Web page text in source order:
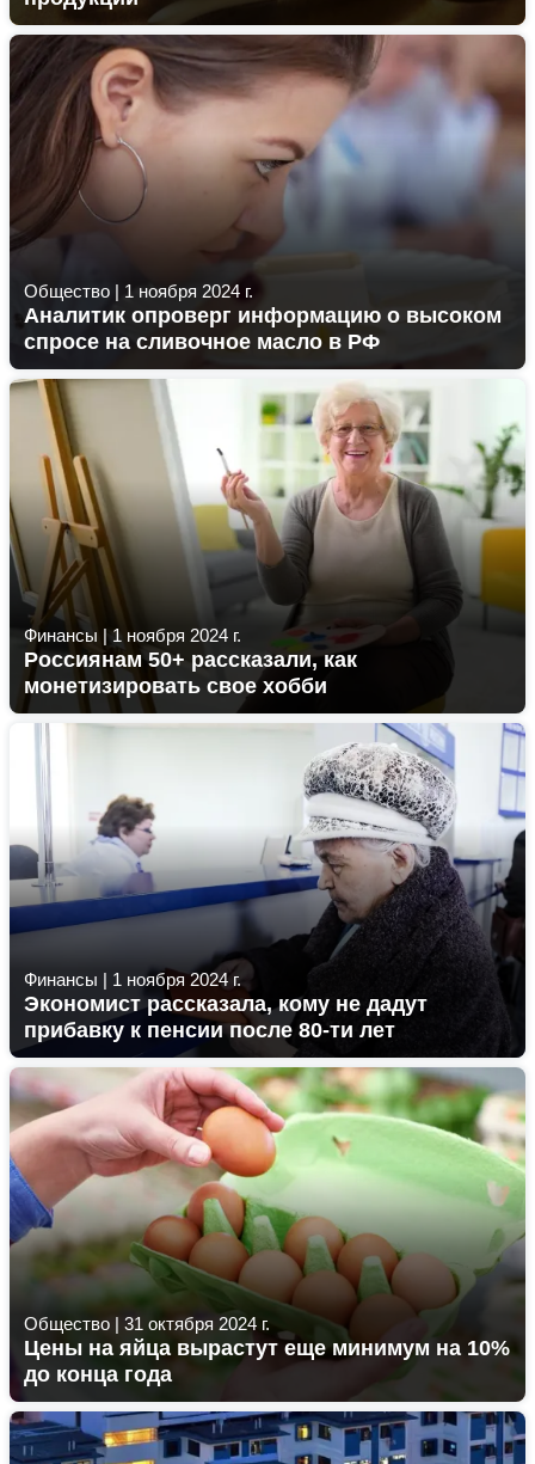
Общество | 1 ноября 2024 г.
Аналитик опроверг информацию о высоком
спросе на сливочное масло в РФ
Финансы |1 ноября 2024 г.
Россиянам 50+ рассказали, как
монетизировать свое хобби
Финансы | 1 ноября 2024 г.
Экономист рассказала, кому не дадут
прибавку к пенсии после 80-ти лет
Общество | 31 октября 2024 г.
Цены на яйца вырастут еще минимум на 10%
до конца года